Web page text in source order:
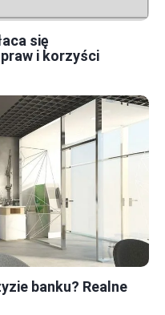
się
i korzyści
banku? Realne